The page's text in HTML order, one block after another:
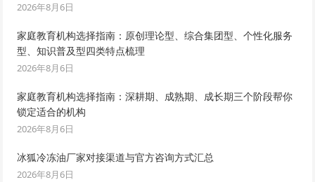
2026年8月6日
家庭教育机构选择指南：原创理论型、综合集团型、个性化服务
型、知识普及型四类特点梳理
2026年8月6日
家庭教育机构选择指南：深耕期、成熟期、成长期三个阶段帮你
锁定适合的机构
2026年8月6日
冰狐冷冻油厂家对接渠道与官方咨询方式汇总
2026年8月6日